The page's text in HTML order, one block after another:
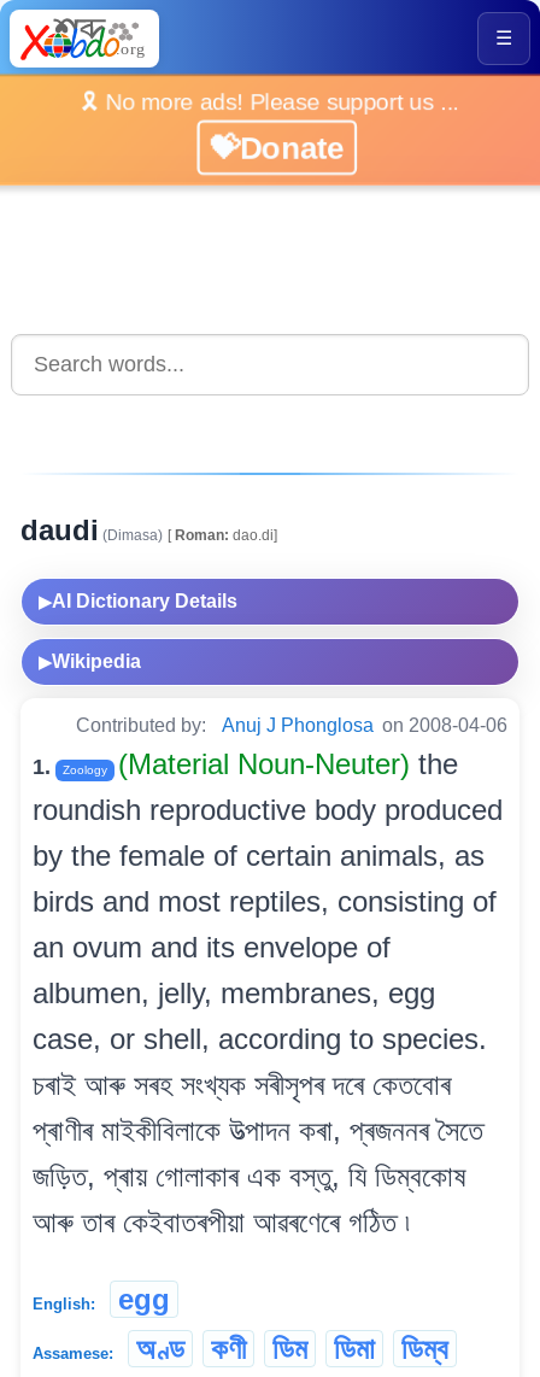
☰
🎗️ No more ads! Please support us ...
💝Donate
daudi (Dimasa) [Roman: dao.di]
▶AI Dictionary Details
▶Wikipedia
Contributed by: Anuj J Phonglosa on 2008-04-06
1. Zoology (Material Noun-Neuter) the
roundish reproductive body produced
by the female of certain animals, as
birds and most reptiles, consisting of
an ovum and its envelope of
albumen, jelly, membranes, egg
case, or shell, according to species.
চৰাই আৰু সৰহ সংখ্যক সৰীসৃপৰ দৰে কেতবোৰ
প্ৰাণীৰ মাইকীবিলাকে উত্পাদন কৰা, প্ৰজননৰ সৈতে
জড়িত, প্ৰায় গোলাকাৰ এক বস্তু, যি ডিম্বকোষ
আৰু তাৰ কেইবাতৰপীয়া আৱৰণেৰে গঠিত ৷
English: egg
Assamese: অণ্ড কণী ডিম ডিমা ডিম্ব